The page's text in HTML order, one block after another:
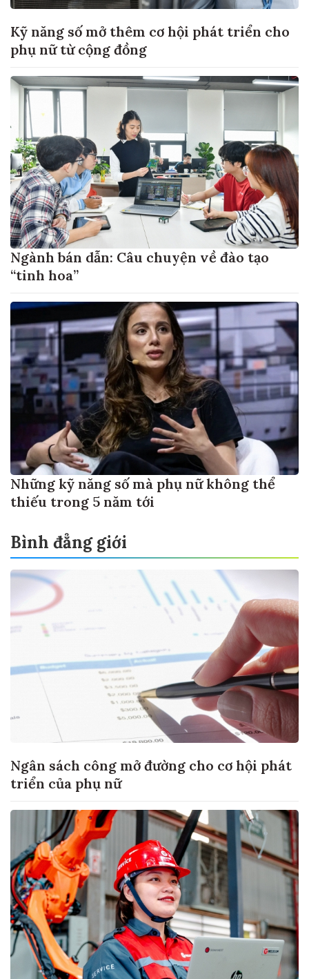
Kỹ năng số mở thêm cơ hội phát triển cho
phụ nữ từ cộng đồng
Ngành bán dẫn: Câu chuyện về đào tạo
“tinh hoa”
Những kỹ năng số mà phụ nữ không thể
thiếu trong 5 năm tới
Bình đẳng giới
Ngân sách công mở đường cho cơ hội phát
triển của phụ nữ